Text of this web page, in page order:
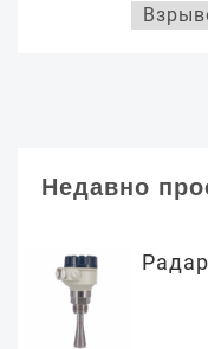
Недавно